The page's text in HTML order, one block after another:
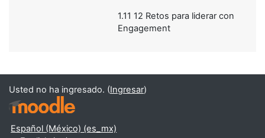
1.11 12 Retos para liderar con
Engagement
Usted no ha ingresado. (Ingresar)
Español (México) ‎(es_mx)‎